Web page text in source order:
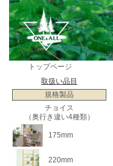
トップページ
取扱い品目
規格製品
チョイス
（奥行き違い4種類）
175mm
220mm